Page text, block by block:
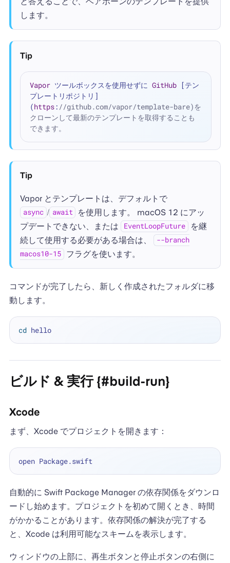
します。
Tip
Vapor ツールボックスを使用せずに GitHub [テン
プレートリポジトリ]
(https: //github.com/vapor/template-bare)を
クローンして最新のテンプレートを取得することも
できます。
Tip
Vapor とテンプレートは、デフォルトで
async / await
を使用します。 macOS 12 にアッ
プデートできない、または
EventLoopFuture
を継
続して使用する必要がある場合は、
--branch
macos10-15
フラグを使います。
コマンドが完了したら、新しく作成されたフォルダに移
動します。
cd
ビルド & 実行 {#build-run}
Xcode
まず、Xcode でプロジェクトを開きます：
自動的に Swift Package Manager の依存関係をダウンロ
ードし始めます。プロジェクトを初めて開くとき、時間
がかかることがあります。依存関係の解決が完了する
と、Xcode は利用可能なスキームを表示します。
ウィンドウの上部に、再生ボタンと停止ボタンの右側に